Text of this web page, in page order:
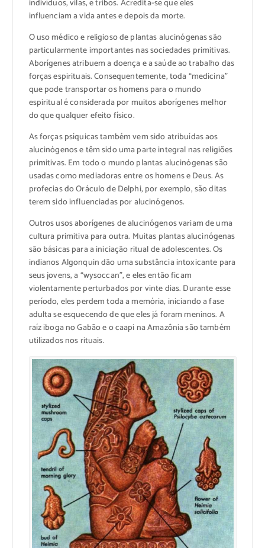
indivíduos, vilas, e tribos. Acredita-se que eles
influenciam a vida antes e depois da morte.
O uso médico e religioso de plantas alucinógenas são
particularmente importantes nas sociedades primitivas.
Aborígenes atribuem a doença e a saúde ao trabalho das
forças espirituais. Consequentemente, toda “medicina”
que pode transportar os homens para o mundo
espiritual é considerada por muitos aborígenes melhor
do que qualquer efeito físico.
As forças psíquicas também vem sido atribuídas aos
alucinógenos e têm sido uma parte integral nas religiões
primitivas. Em todo o mundo plantas alucinógenas são
usadas como mediadoras entre os homens e Deus. As
profecias do Oráculo de Delphi, por exemplo, são ditas
terem sido influenciadas por alucinógenos.
Outros usos aborígenes de alucinógenos variam de uma
cultura primitiva para outra. Muitas plantas alucinógenas
são básicas para a iniciação ritual de adolescentes. Os
indianos Algonquin dão uma substância intoxicante para
seus jovens, a “wysoccan”, e eles então ficam
violentamente perturbados por vinte dias. Durante esse
período, eles perdem toda a memória, iniciando a fase
adulta se esquecendo de que eles já foram meninos. A
raíz iboga no Gabão e o caapi na Amazônia são também
utilizados nos rituais.